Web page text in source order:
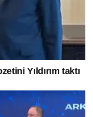
Yıldırım taktı